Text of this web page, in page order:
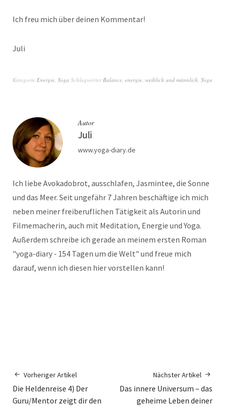
Ich freu mich über deinen Kommentar!
Juli
Kategorie Energie, Yoga SchlagwörterBalance, energie, weiblich und männlich, Yoga
Autor
Juli
www.yoga-diary.de
Ich liebe Avokadobrot, ausschlafen, Jasmintee, die Sonne
und das Meer. Seit ungefähr 7 Jahren beschäftige ich mich
neben meiner freiberuflichen Tätigkeit als Autorin und
Filmemacherin, auch mit Meditation, Energie und Yoga.
Außerdem schreibe ich gerade an meinem ersten Roman
"yoga-diary - 154 Tagen um die Welt" und freue mich
darauf, wenn ich diesen hier vorstellen kann!
Vorheriger Artikel
Die Heldenreise 4) Der
Guru/Mentor zeigt dir den
Nächster Artikel
Das innere Universum – das
geheime Leben deiner